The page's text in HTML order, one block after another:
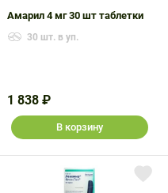
Амарил 4 мг 30 шт таблетки
30 шт. в уп.
1 838 ₽
В корзину